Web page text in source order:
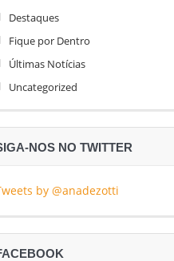
Destaques
Fique por Dentro
Últimas Notícias
Uncategorized
NOS NO TWITTER
by @anadezotti